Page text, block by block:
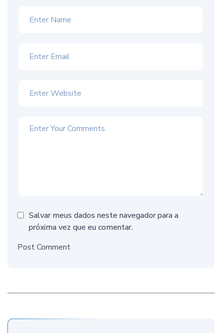
Salvar meus dados neste navegador para a
próxima vez que eu comentar.
Post Comment